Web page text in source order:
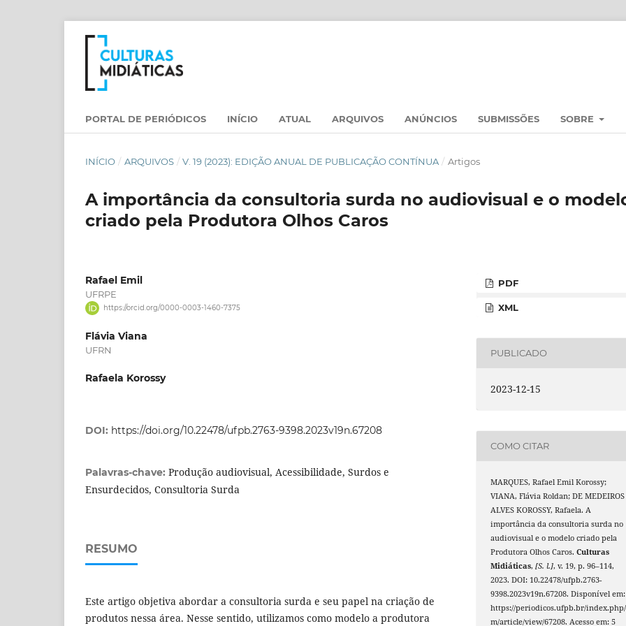
PORTAL DE PERIÓDICOS INÍCIO ATUAL ARQUIVOS ANÚNCIOS SUBMISSÕES SOBRE
INÍCIO / ARQUIVOS / V. 19 (2023): EDIÇÃO ANUAL DE PUBLICAÇÃO CONTÍNUA / Artigos
A importância da consultoria surda no audiovisual e o
criado pela Produtora Olhos Caros
Rafael Emil
UFRPE
https://orcid.org/0000-0003-1460-7375
Flávia Viana
UFRN
Rafaela Korossy
DOI: https://doi.org/10.22478/ufpb.2763-9398.2023v19n.67208
Palavras-chave: Produção audiovisual, Acessibilidade, Surdos e
Ensurdecidos, Consultoria Surda
RESUMO
Este artigo objetiva abordar a consultoria surda e seu papel na criação de
produtos nessa área. Nesse sentido, utilizamos como modelo a produtora
PDF
XML
PUBLICADO
2023-12-15
COMO CITAR
MARQUES, Rafael Emil Korossy;
VIANA, Flávia Roldan; DE MEDEIROS
ALVES KOROSSY, Rafaela. A
importância da consultoria surda no
audiovisual e o modelo criado pela
Produtora Olhos Caros.Culturas
Midiáticas,[S. l.], v. 19, p. 96–114,
2023. DOI: 10.22478/ufpb.2763-
9398.2023v19n.67208. Disponível em:
https://periodicos.ufpb.br/
m/article/view/67208. Acesso em: 5